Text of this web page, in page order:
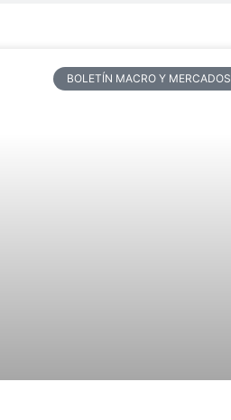
BOLETÍN MACRO Y MERCADOS